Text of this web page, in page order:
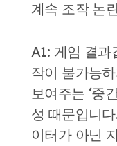
계속 조작 논
A1: 게임 결과
작이 불가능
보여주는 ‘중
성 때문입니
이터가 아닌